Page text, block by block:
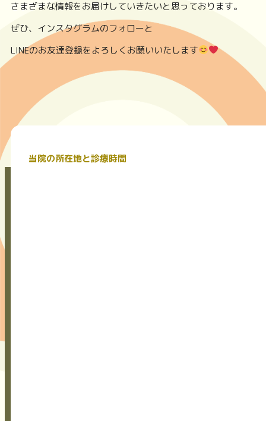
さまざまな情報をお届けしていきたいと思っております。
ぜひ、インスタグラムのフォローと
LINEのお友達登録をよろしくお願いいたします
当院の所在地と診療時間